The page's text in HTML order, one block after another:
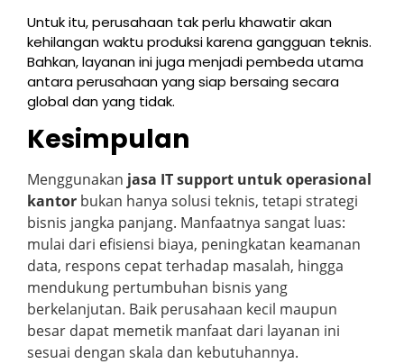
Untuk itu, perusahaan tak perlu khawatir akan
kehilangan waktu produksi karena gangguan teknis.
Bahkan, layanan ini juga menjadi pembeda utama
antara perusahaan yang siap bersaing secara
global dan yang tidak.
Kesimpulan
Menggunakan jasa IT support untuk operasional
kantor bukan hanya solusi teknis, tetapi strategi
bisnis jangka panjang. Manfaatnya sangat luas:
mulai dari efisiensi biaya, peningkatan keamanan
data, respons cepat terhadap masalah, hingga
mendukung pertumbuhan bisnis yang
berkelanjutan. Baik perusahaan kecil maupun
besar dapat memetik manfaat dari layanan ini
sesuai dengan skala dan kebutuhannya.